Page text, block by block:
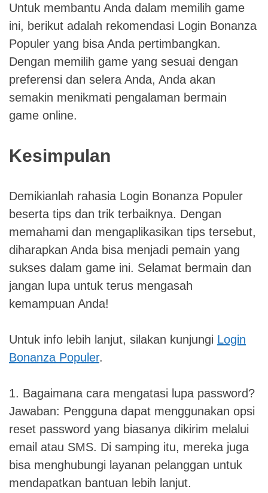
Untuk membantu Anda dalam memilih game
ini, berikut adalah rekomendasi Login Bonanza
Populer yang bisa Anda pertimbangkan.
Dengan memilih game yang sesuai dengan
preferensi dan selera Anda, Anda akan
semakin menikmati pengalaman bermain
game online.
Kesimpulan
Demikianlah rahasia Login Bonanza Populer
beserta tips dan trik terbaiknya. Dengan
memahami dan mengaplikasikan tips tersebut,
diharapkan Anda bisa menjadi pemain yang
sukses dalam game ini. Selamat bermain dan
jangan lupa untuk terus mengasah
kemampuan Anda!
Untuk info lebih lanjut, silakan kunjungi Login
Bonanza Populer.
1. Bagaimana cara mengatasi lupa password?
Jawaban: Pengguna dapat menggunakan opsi
reset password yang biasanya dikirim melalui
email atau SMS. Di samping itu, mereka juga
bisa menghubungi layanan pelanggan untuk
mendapatkan bantuan lebih lanjut.